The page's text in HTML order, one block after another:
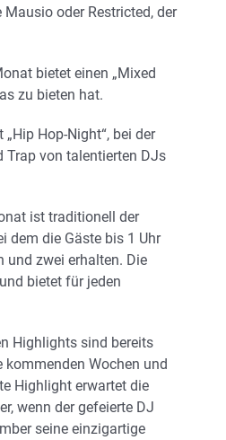
oder Restricted, der
bietet einen „Mixed
zu bieten hat.
Hop-Night“, bei der
Trap von talentierten DJs
ist traditionell der
dem die Gäste bis 1 Uhr
und zwei erhalten. Die
bietet für jeden
Highlights sind bereits
Wochen und
Highlight erwartet die
wenn der gefeierte DJ
seine einzigartige